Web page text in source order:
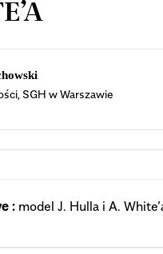
SGH w Warszawie
: model J. Hulla i A.